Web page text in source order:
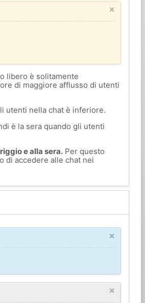
×
libero è solitamente
di maggiore afflusso di utenti
utenti nella chat è inferiore.
è la sera quando gli utenti
e alla sera.Per questo
di accedere alle chat nei
×
×